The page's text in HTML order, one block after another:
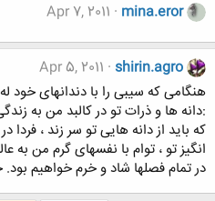
mina.eror
Apr 7, 2011
shirin.agro
Apr 5, 2011
هنگامی که سیبی را با دندانهای
:دانه ها و ذرات تو در کالبد من به
که باید از دانه هایی تو سر زند ،
انگیز تو ، توام با نفسهای گرم من به
در تمام فصلها شاد و خرم خواهیم